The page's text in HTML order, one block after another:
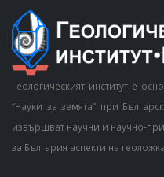
Геологическият институт е
“Науки за земята” при
извършват научни и научно-
за България аспекти на